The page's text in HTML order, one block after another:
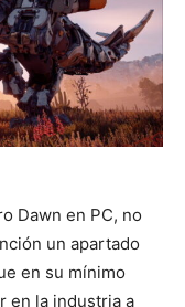
Dawn en PC, no
un apartado
en su mínimo
en la industria a